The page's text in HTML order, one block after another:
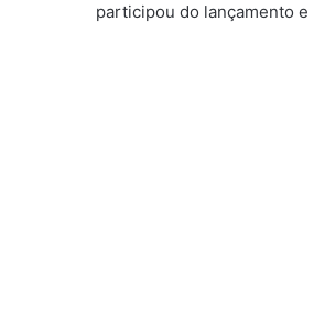
participou do lançamento